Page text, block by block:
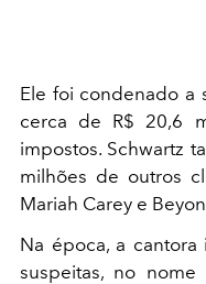
Ele foi condenado a
cerca de R$ 20,6
impostos. Schwartz
milhões de outros
Mariah Carey e
Na época, a cantora
suspeitas, no